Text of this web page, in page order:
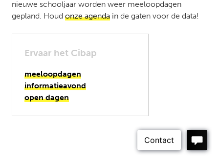
nieuwe schooljaar worden weer meeloopdagen
gepland. Houd onze agenda in de gaten voor de data!
Ervaar het Cibap
meeloopdagen
informatieavond
open dagen